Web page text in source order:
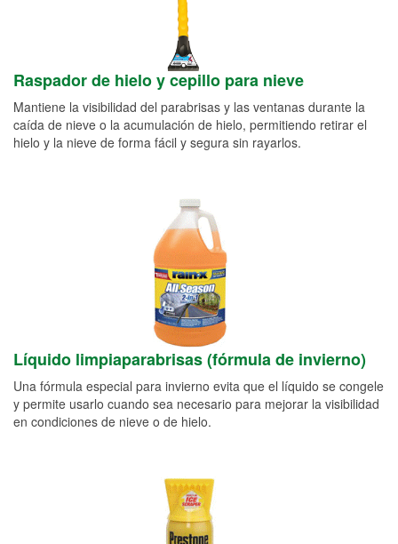
Raspador de hielo y cepillo para nieve
Mantiene la visibilidad del parabrisas y las ventanas durante la
caída de nieve o la acumulación de hielo, permitiendo retirar el
hielo y la nieve de forma fácil y segura sin rayarlos.
Líquido limpiaparabrisas (fórmula de invierno)
Una fórmula especial para invierno evita que el líquido se congele
y permite usarlo cuando sea necesario para mejorar la visibilidad
en condiciones de nieve o de hielo.